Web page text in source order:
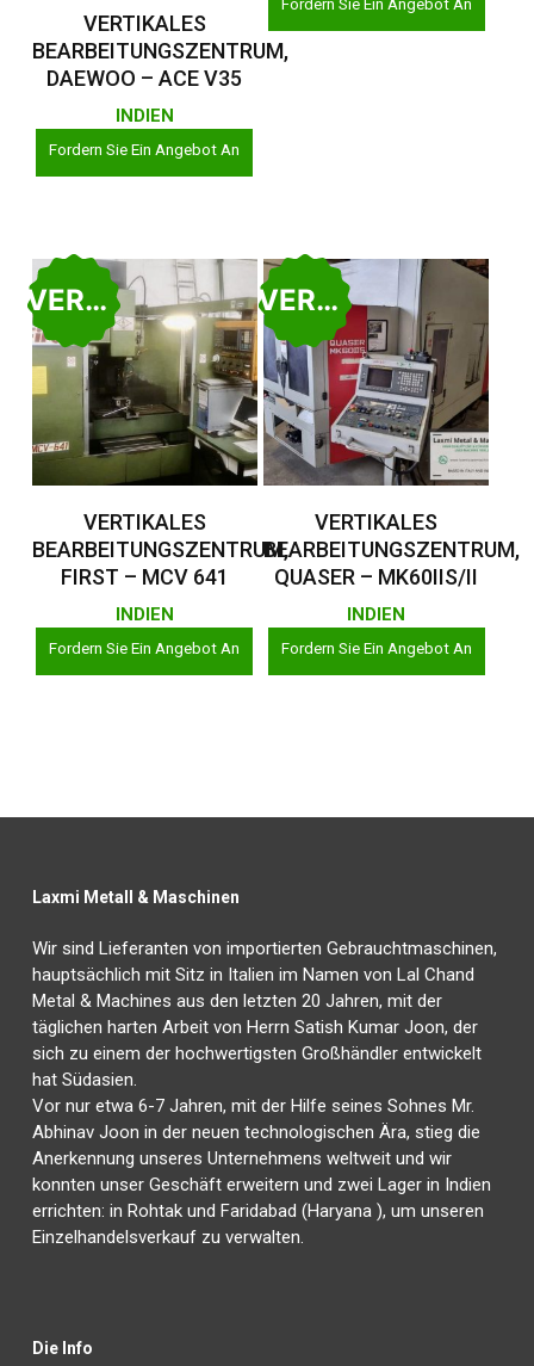
Weiterlesen
VERTIKALES
BEARBEITUNGSZENTRUM,
DAEWOO – ACE V35
INDIEN
Fordern Sie Ein Angebot An
Fordern Sie Ein Angebot An
VERKAUFT
VERTIKALES
BEARBEITUNGSZENTRUM,
FIRST – MCV 641
INDIEN
Fordern Sie Ein Angebot An
VERKAUFT
VERTIKALES
BEARBEITUNGSZENTRUM,
QUASER – MK60IIS/II
INDIEN
Fordern Sie Ein Angebot An
Laxmi Metall & Maschinen
Wir sind Lieferanten von importierten Gebrauchtmaschinen,
hauptsächlich mit Sitz in Italien im Namen von Lal Chand
Metal & Machines aus den letzten 20 Jahren, mit der
täglichen harten Arbeit von Herrn Satish Kumar Joon, der
sich zu einem der hochwertigsten Großhändler entwickelt
hat Südasien.
Vor nur etwa 6-7 Jahren, mit der Hilfe seines Sohnes Mr.
Abhinav Joon in der neuen technologischen Ära, stieg die
Anerkennung unseres Unternehmens weltweit und wir
konnten unser Geschäft erweitern und zwei Lager in Indien
errichten: in Rohtak und Faridabad (Haryana ), um unseren
Einzelhandelsverkauf zu verwalten.
Die Info